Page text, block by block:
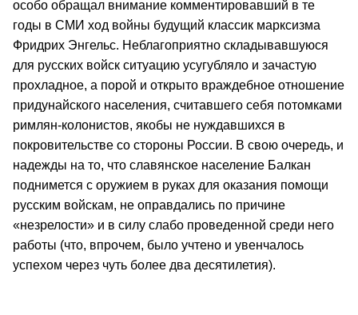
особо обращал внимание комментировавший в те
годы в СМИ ход войны будущий классик марксизма
Фридрих Энгельс. Неблагоприятно складывавшуюся
для русских войск ситуацию усугубляло и зачастую
прохладное, а порой и открыто враждебное отношение
придунайского населения, считавшего себя потомками
римлян-колонистов, якобы не нуждавшихся в
покровительстве со стороны России. В свою очередь, и
надежды на то, что славянское население Балкан
поднимется с оружием в руках для оказания помощи
русским войскам, не оправдались по причине
«незрелости» и в силу слабо проведенной среди него
работы (что, впрочем, было учтено и увенчалось
успехом через чуть более два десятилетия).